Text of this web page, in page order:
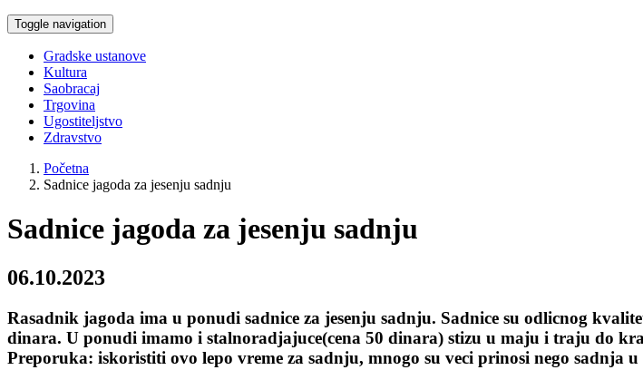
Toggle navigation
Gradske ustanove
Kultura
Saobracaj
Trgovina
Ugostiteljstvo
Zdravstvo
Početna
Sadnice jagoda za jesenju sadnju
Sadnice jagoda za jesenju sadnju
06.10.2023
Rasadnik jagoda ima u ponudi sadnice za jesenju sadnju. Sadnice su odlicnog
dinara. U ponudi imamo i stalnoradjajuce(cena 50 dinara) stizu u maju i traju do
Preporuka: iskoristiti ovo lepo vreme za sadnju, mnogo su veci prinosi nego sadnja u